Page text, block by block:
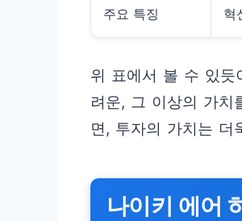
주요 특징 혁
위 표에서 볼 수 있듯
려운, 그 이상의 가치
면, 투자의 가치는 더
나이키 에어